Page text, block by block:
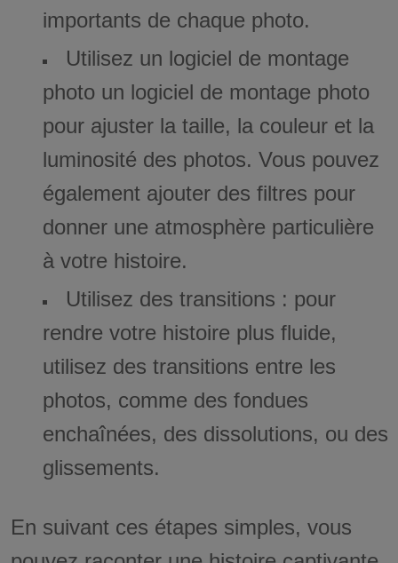
importants de chaque photo.
Utilisez un logiciel de montage
photo un logiciel de montage photo
pour ajuster la taille, la couleur et la
luminosité des photos. Vous pouvez
également ajouter des filtres pour
donner une atmosphère particulière
à votre histoire.
Utilisez des transitions : pour
rendre votre histoire plus fluide,
utilisez des transitions entre les
photos, comme des fondues
enchaînées, des dissolutions, ou des
glissements.
En suivant ces étapes simples, vous